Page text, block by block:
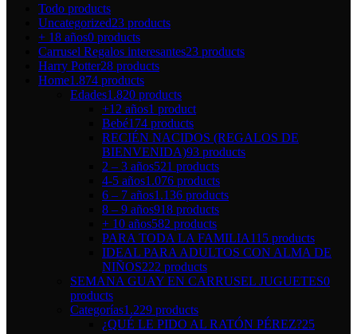
Todo products
Uncategorized23 products
+ 18 años0 products
Carrusel Regalos interesantes23 products
Harry Potter28 products
Home1.874 products
Edades1.820 products
+12 años1 product
Bebé174 products
RECIÉN NACIDOS (REGALOS DE
BIENVENIDA)93 products
2 – 3 años521 products
4-5 años1.076 products
6 – 7 años1.136 products
8 – 9 años918 products
+ 10 años582 products
PARA TODA LA FAMILIA115 products
IDEAL PARA ADULTOS CON ALMA DE
NIÑOS222 products
SEMANA GUAY EN CARRUSEL JUGUETES0
products
Categorías1.229 products
¿QUÉ LE PIDO AL RATÓN PÉREZ?25